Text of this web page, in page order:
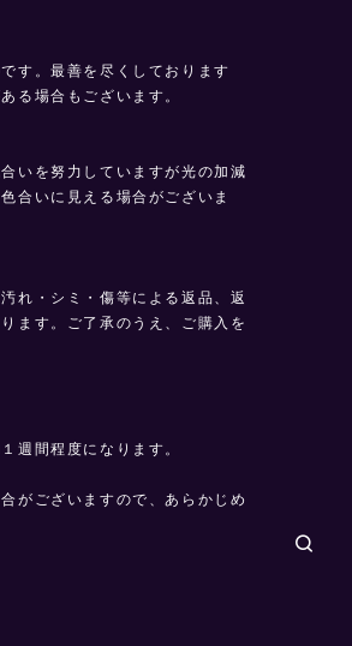
す。最善を尽くしております
る場合もございます。
いを努力していますが光の加減
合いに見える場合がございま
れ・シミ・傷等による返品、返
ます。ご了承のうえ、ご購入を
週間程度になります。
がございますので、あらかじめ